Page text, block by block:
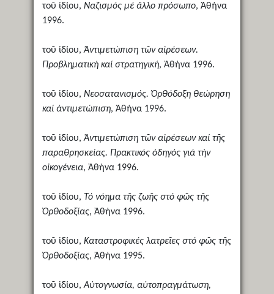
τοῦ ἰδίου, Ναζισμός μέ ἄλλο πρόσωπο, Ἀθήνα
1996.
τοῦ ἰδίου,Ἀντιμετώπιση τῶν αἱρέσεων.
Προβληματική καί στρατηγική, Ἀθήνα 1996.
τοῦ ἰδίου, Νεοσατανισμός. Ὀρθόδοξη θεώρηση
καί ἀντιμετώπιση, Ἀθήνα 1996.
τοῦ ἰδίου,Ἀντιμετώπιση τῶν αἱρέσεων καί τῆς
παραθρησκείας. Πρακτικός ὁδηγός γιά τήν
οἰκογένεια, Ἀθήνα 1996.
τοῦ ἰδίου, Τό νόημα τῆς ζωῆς στό φῶς τῆς
Ὀρθοδοξίας, Ἀθήνα 1996.
τοῦ ἰδίου, Καταστροφικές λατρεῖες στό φῶς τῆς
Ὀρθοδοξίας, Ἀθήνα 1995.
τοῦ ἰδίου,Αὐτογνωσία, αὐτοπραγμάτωση,